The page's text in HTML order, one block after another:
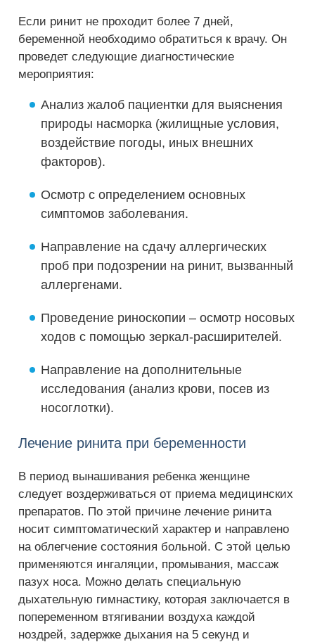
Если ринит не проходит более 7 дней,
беременной необходимо обратиться к врачу. Он
проведет следующие диагностические
мероприятия:
Анализ жалоб пациентки для выяснения
природы насморка (жилищные условия,
воздействие погоды, иных внешних
факторов).
Осмотр с определением основных
симптомов заболевания.
Направление на сдачу аллергических
проб при подозрении на ринит, вызванный
аллергенами.
Проведение риноскопии – осмотр носовых
ходов с помощью зеркал-расширителей.
Направление на дополнительные
исследования (анализ крови, посев из
носоглотки).
Лечение ринита при беременности
В период вынашивания ребенка женщине
следует воздерживаться от приема медицинских
препаратов. По этой причине лечение ринита
носит симптоматический характер и направлено
на облегчение состояния больной. С этой целью
применяются ингаляции, промывания, массаж
пазух носа. Можно делать специальную
дыхательную гимнастику, которая заключается в
попеременном втягивании воздуха каждой
ноздрей, задержке дыхания на 5 секунд и